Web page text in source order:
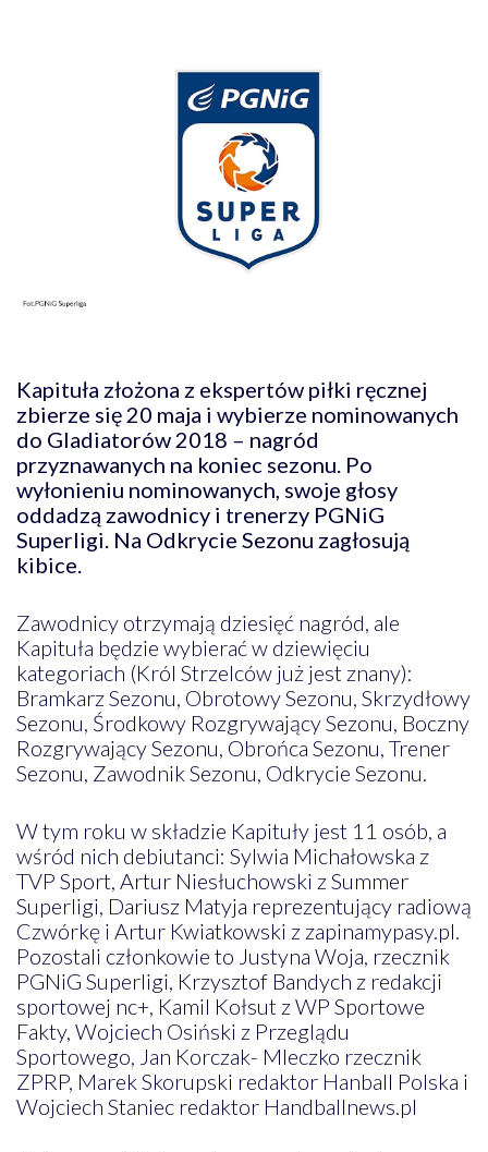
Kapituła złożona z ekspertów piłki ręcznej
zbierze się 20 maja i wybierze nominowanych
do Gladiatorów 2018 – nagród
przyznawanych na koniec sezonu. Po
wyłonieniu nominowanych, swoje głosy
oddadzą zawodnicy i trenerzy PGNiG
Superligi. Na Odkrycie Sezonu zagłosują
kibice.
Zawodnicy otrzymają dziesięć nagród, ale
Kapituła będzie wybierać w dziewięciu
kategoriach (Król Strzelców już jest znany):
Bramkarz Sezonu, Obrotowy Sezonu, Skrzydłowy
Sezonu, Środkowy Rozgrywający Sezonu, Boczny
Rozgrywający Sezonu, Obrońca Sezonu, Trener
Sezonu, Zawodnik Sezonu, Odkrycie Sezonu.
W tym roku w składzie Kapituły jest 11 osób, a
wśród nich debiutanci: Sylwia Michałowska z
TVP Sport, Artur Niesłuchowski z Summer
Superligi, Dariusz Matyja reprezentujący radiową
Czwórkę i Artur Kwiatkowski z zapinamypasy.pl.
Pozostali członkowie to Justyna Woja, rzecznik
PGNiG Superligi, Krzysztof Bandych z redakcji
sportowej nc+, Kamil Kołsut z WP Sportowe
Fakty, Wojciech Osiński z Przeglądu
Sportowego, Jan Korczak- Mleczko rzecznik
ZPRP, Marek Skorupski redaktor Hanball Polska i
Wojciech Staniec redaktor Handballnews.pl